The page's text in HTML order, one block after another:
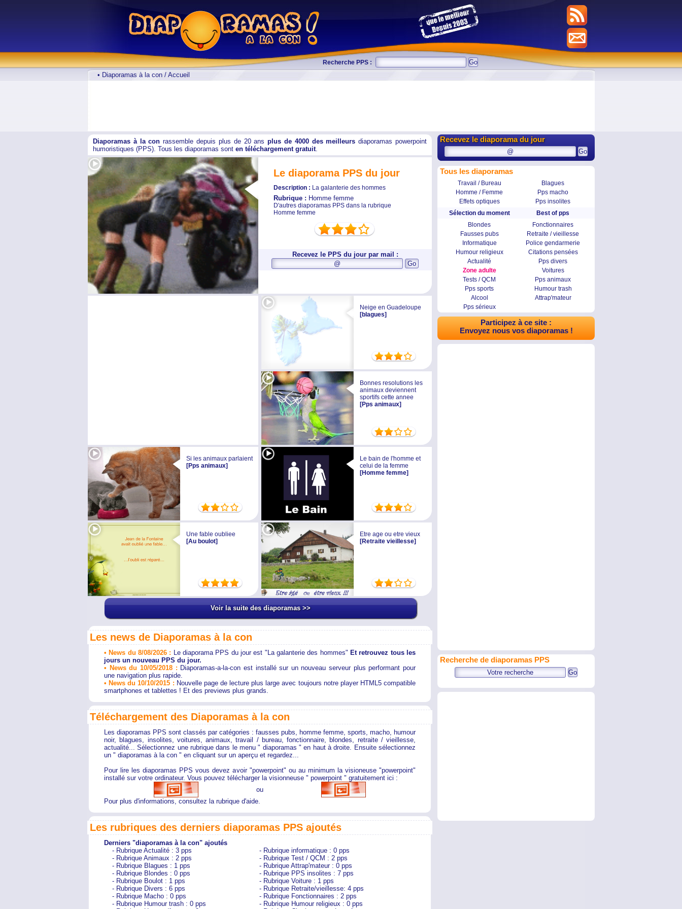
Recherche PPS :
• Diaporamas à la con / Accueil
Recevez le diaporama du jour
Tous les diaporamas
Blagues
Pps macho
Pps insolites
Travail / Bureau
Homme / Femme
Effets optiques
Best of pps
Sélection du moment
Fonctionnaires
Retraite / vieillesse
Police gendarmerie
Citations pensées
Pps divers
Voitures
Pps animaux
Humour trash
Attrap'mateur
Blondes
Fausses pubs
Informatique
Humour religieux
Actualité
Zone adulte
Tests / QCM
Pps sports
Alcool
Pps sérieux
Participez à ce site :
Envoyez nous vos diaporamas !
Recherche de diaporamas PPS
Diaporamas à la con rassemble depuis plus de 20 ansplus de 4000 des meilleurs diaporamas powerpoint
humoristiques (PPS). Tous les diaporamas sont en téléchargement gratuit.
Le diaporama PPS du jour
Description : La galanterie des hommes
Rubrique : Homme femme
D'autres diaporamas PPS dans la rubrique
Homme femme
Recevez le PPS du jour par mail :
Neige en Guadeloupe
[blagues]
Bonnes resolutions les
animaux deviennent
sportifs cette annee
[Pps animaux]
Le bain de l'homme et
celui de la femme
[Homme femme]
Si les animaux parlaient
[Pps animaux]
Etre age ou etre vieux
[Retraite vieillesse]
Une fable oubliee
[Au boulot]
Voir la suite des diaporamas >>
Les news de Diaporamas à la con
• News du 8/08/2026 : Le diaporama PPS du jour est "La galanterie des hommes" Et retrouvez tous les
jours un nouveau PPS du jour.
• News du 10/05/2018 : Diaporamas-a-la-con est installé sur un nouveau serveur plus performant pour
une navigation plus rapide.
• News du 10/10/2015 : Nouvelle page de lecture plus large avec toujours notre player HTML5 compatible
smartphones et tablettes ! Et des previews plus grands.
Téléchargement des Diaporamas à la con
Les diaporamas PPS sont classés par catégories : fausses pubs, homme femme, sports, macho, humour
noir, blagues, insolites, voitures, animaux, travail / bureau, fonctionnaire, blondes, retraite / vieillesse,
actualité... Sélectionnez une rubrique dans le menu " diaporamas " en haut à droite. Ensuite sélectionnez
un " diaporamas à la con " en cliquant sur un aperçu et regardez...
Pour lire les diaporamas PPS vous devez avoir "powerpoint" ou au minimum la visioneuse "powerpoint"
installé sur votre ordinateur. Vous pouvez télécharger la visionneuse " powerpoint " gratuitement ici :
ou
Pour plus d'informations, consultez la rubrique d'aide.
Les rubriques des derniers diaporamas PPS ajoutés
Derniers "diaporamas à la con" ajoutés
- Rubrique Actualité : 3 pps
- Rubrique Animaux : 2 pps
- Rubrique Blagues : 1 pps
- Rubrique Blondes : 0 pps
- Rubrique Boulot : 1 pps
- Rubrique Divers : 6 pps
- Rubrique Macho : 0 pps
- Rubrique Humour trash : 0 pps
- Rubrique informatique : 0 pps
- Rubrique Test / QCM : 2 pps
- Rubrique Attrap'mateur : 0 pps
- Rubrique PPS insolites : 7 pps
- Rubrique Voiture : 1 pps
- Rubrique Retraite/vieillesse: 4 pps
- Rubrique Fonctionnaires : 2 pps
- Rubrique Humour religieux : 0 pps